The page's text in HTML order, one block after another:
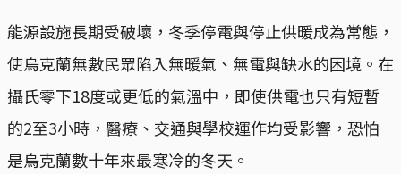
能源設施長期受破壞，冬季停電與停止供暖成為常態，
使烏克蘭無數民眾陷入無暖氣、無電與缺水的困境。在
攝氏零下18度或更低的氣溫中，即使供電也只有短暫
的2至3小時，醫療、交通與學校運作均受影響，恐怕
是烏克蘭數十年來最寒冷的冬天。